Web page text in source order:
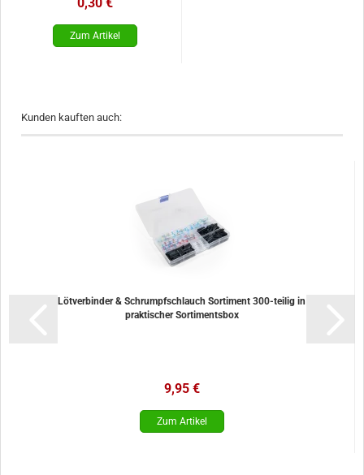
Kunden kauften auch:
Lötverbinder & Schrumpfschlauch Sortiment 300-teilig in
praktischer Sortimentsbox
9,95 €